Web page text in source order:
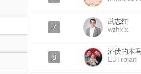
7
武志红
wzhxlx
8
潜伏的木
EUTrojan